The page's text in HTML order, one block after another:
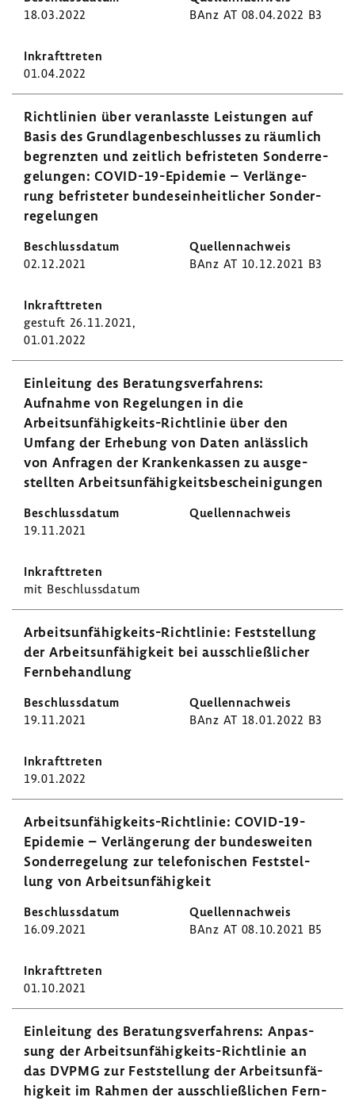
18.03.2022 BAnz AT 08.04.2022 B3
01.04.2022
Richt­li­nien über veran­lasste Leis­tungen auf
Basis des Grund­la­gen­be­schlusses zu räum­lich
begrenzten und zeit­lich befris­teten Sonder­re­
ge­lungen: COVID-​19-Epidemie – Verlän­ge­
rung befris­teter bundes­ein­heit­li­cher Sonder­
re­ge­lungen
02.12.2021 BAnz AT 10.12.2021 B3
gestuft 26.11.2021,
01.01.2022
Einlei­tung des Bera­tungs­ver­fah­rens:
Aufnahme von Rege­lungen in die
Arbeitsunfähigkeits-​Richtlinie über den
Umfang der Erhe­bung von Daten anläss­lich
von Anfragen der Kran­ken­kassen zu ausge­
stellten Arbeits­un­fä­hig­keits­be­schei­ni­gungen
19.11.2021
mit Beschluss­datum
Arbeitsunfähigkeits-​Richtlinie: Fest­stel­lung
der Arbeits­un­fä­hig­keit bei ausschließ­li­cher
Fern­be­hand­lung
19.11.2021 BAnz AT 18.01.2022 B3
19.01.2022
Arbeitsunfähigkeits-​Richtlinie: COVID-​19-
Epidemie – Verlän­ge­rung der bundes­weiten
Sonder­re­ge­lung zur tele­fo­ni­schen Fest­stel­
lung von Arbeits­un­fä­hig­keit
16.09.2021 BAnz AT 08.10.2021 B5
01.10.2021
Einlei­tung des Bera­tungs­ver­fah­rens: Anpas­
sung der Arbeitsunfähigkeits-​Richtlinie an
das DVPMG zur Fest­stel­lung der Arbeits­un­fä­
hig­keit im Rahmen der ausschließ­li­chen Fern­